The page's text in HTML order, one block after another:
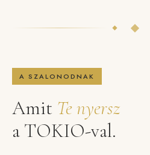
A SZALONODNAK
Amit Te nyersz
a TOKIO-val.